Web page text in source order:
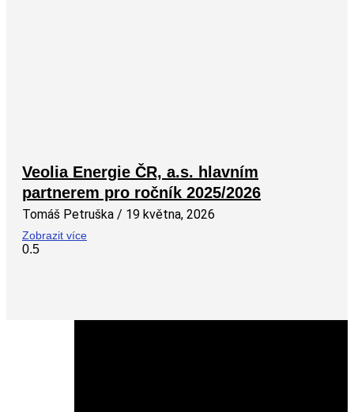
Veolia Energie ČR, a.s. hlavním
partnerem pro ročník 2025/2026
Tomáš Petruška 19 května, 2026
Zobrazit více